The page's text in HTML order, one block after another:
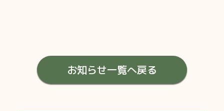
お知らせ一覧へ戻る